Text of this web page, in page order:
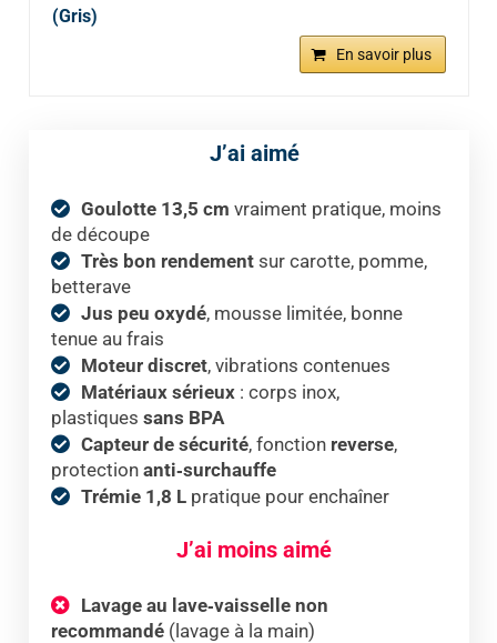
(Gris)
En savoir plus
J’ai aimé
Goulotte 13,5 cm vraiment pratique, moins
de découpe
Très bon rendementsur carotte, pomme,
betterave
Jus peu oxydé, mousse limitée, bonne
tenue au frais
Moteur discret, vibrations contenues
Matériaux sérieux: corps inox,
plastiques sans BPA
Capteur de sécurité, fonction reverse,
protection anti‑surchauffe
Trémie 1,8 Lpratique pour enchaîner
J’ai moins aimé
Lavage au lave‑vaisselle non
recommandé(lavage à la main)